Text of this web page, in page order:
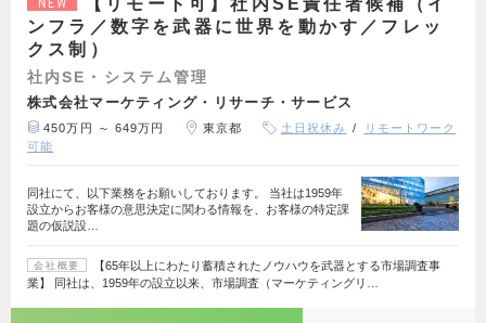
NEW
【リモート可】社内SE責任者候補（イ
ンフラ／数字を武器に世界を動かす／フレッ
クス制）
社内SE・システム管理
株式会社マーケティング・リサーチ・サービス
450万円 ～ 649万円 東京都 土日祝休み
リモートワーク
可能
同社にて、以下業務をお願いしております。 当社は1959年
設立からお客様の意思決定に関わる情報を、お客様の特定課
題の仮説設…
会社概要
【65年以上にわたり蓄積されたノウハウを武器とする市場調査事
業】 同社は、1959年の設立以来、市場調査（マーケティングリ…